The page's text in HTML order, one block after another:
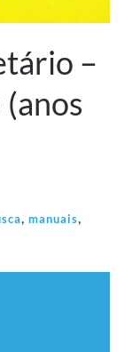
–
, manuais,